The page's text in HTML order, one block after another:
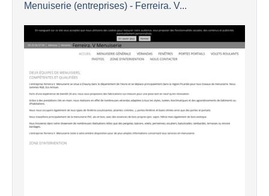
Menuiserie (entreprises) - Ferreira. V...